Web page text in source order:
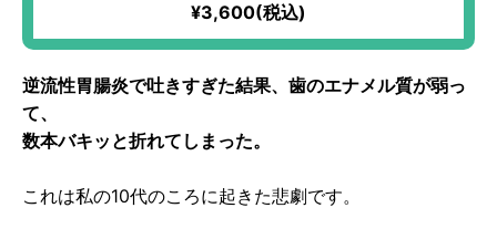
¥3,600(税込)
逆流性胃腸炎で吐きすぎた結果、歯のエナメル質が弱っ
て、
数本バキッと折れてしまった。
これは私の10代のころに起きた悲劇です。